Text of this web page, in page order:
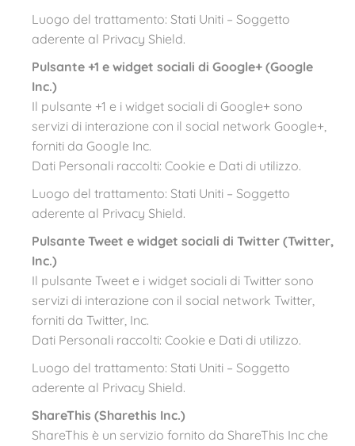
Luogo del trattamento: Stati Uniti – Soggetto
aderente al Privacy Shield.
Pulsante +1 e widget sociali di Google+ (Google
Inc.)
Il pulsante +1 e i widget sociali di Google+ sono
servizi di interazione con il social network Google+,
forniti da Google Inc.
Dati Personali raccolti: Cookie e Dati di utilizzo.
Luogo del trattamento: Stati Uniti – Soggetto
aderente al Privacy Shield.
Pulsante Tweet e widget sociali di Twitter (Twitter,
Inc.)
Il pulsante Tweet e i widget sociali di Twitter sono
servizi di interazione con il social network Twitter,
forniti da Twitter, Inc.
Dati Personali raccolti: Cookie e Dati di utilizzo.
Luogo del trattamento: Stati Uniti – Soggetto
aderente al Privacy Shield.
ShareThis (Sharethis Inc.)
ShareThis è un servizio fornito da ShareThis Inc che